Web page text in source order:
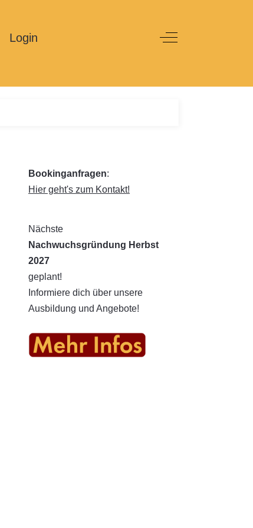
Login Off-Canvas Toggle
Bookinganfragen:
Hier geht's zum Kontakt!
Nächste
Nachwuchsgründung Herbst
2027
geplant!
Informiere dich über unsere
Ausbildung und Angebote!